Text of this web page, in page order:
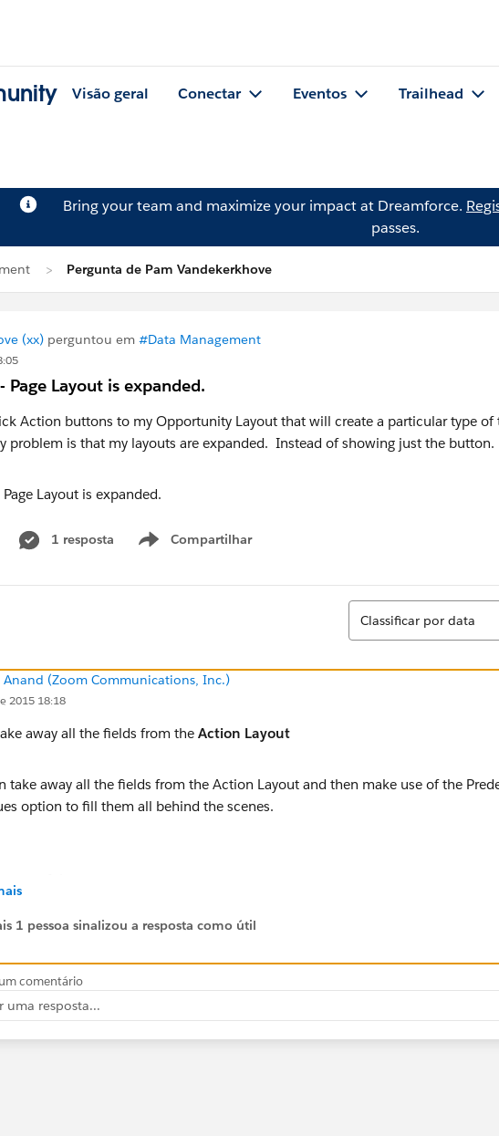
Visão geral Conectar Eventos Trailhead
Bring your team and maximize your impact at Dreamforce.
passes.
Pergunta de Pam Vandekerkhove
(xx) perguntou em #Data Management
Page Layout is expanded.
Action buttons to my Opportunity Layout that will create a particular type of
problem is that my layouts are expanded. Instead of showing just the button.
1 resposta Compartilhar
Show menu
Classificar
Classificar por data
Anand (‎‎‎‎‎‎Zoom Communications, Inc.)
2015 18:18
away all the fields from the Action Layout
Field Values
all behind the scenes.
1 pessoa sinalizou a resposta como útil
comentário
uma resposta...